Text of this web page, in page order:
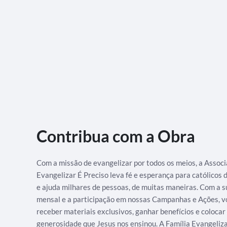
Contribua com a Obra
Com a missão de evangelizar por todos os meios, a
Evangelizar É Preciso leva fé e esperança para católicos
e ajuda milhares de pessoas, de muitas maneiras. Com a
mensal e a participação em nossas Campanhas e Ações,
receber materiais exclusivos, ganhar benefícios e
generosidade que Jesus nos ensinou. A Família